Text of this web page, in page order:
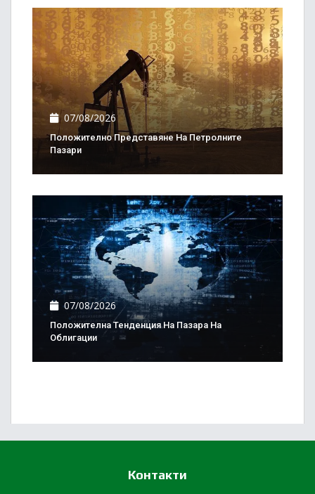
07/08/2026
Положително Представяне На Петролните
Пазари
07/08/2026
Положителна Тенденция На Пазара На
Облигации
Контакти